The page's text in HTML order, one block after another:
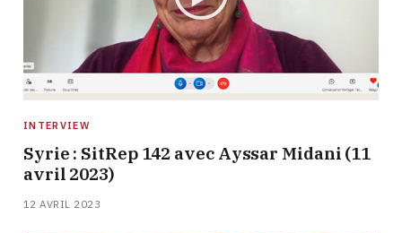
INTERVIEW
Syrie : SitRep 142 avec Ayssar Midani (11
avril 2023)
12 AVRIL 2023